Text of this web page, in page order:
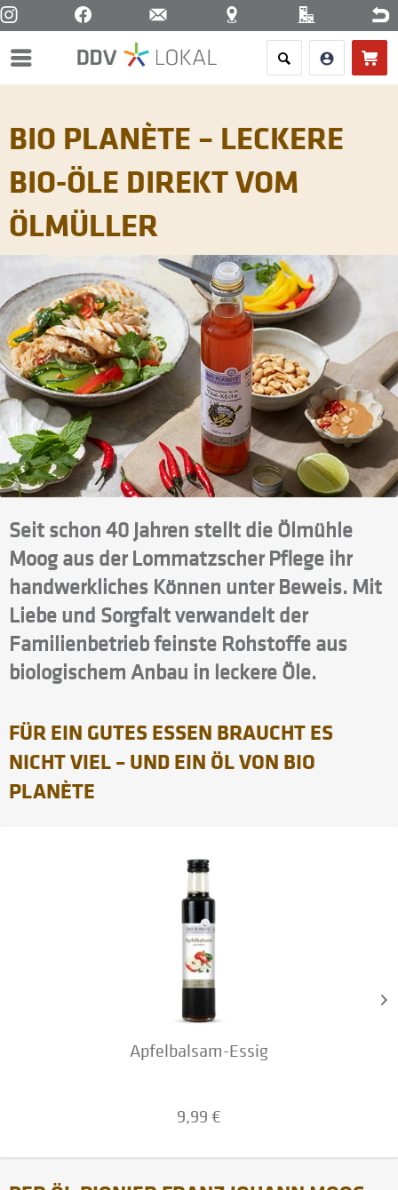
Menü
BIO PLANÈTE – LECKERE
BIO-ÖLE DIREKT VOM
ÖLMÜLLER
Seit schon 40 Jahren stellt die Ölmühle
Moog aus der Lommatzscher Pflege ihr
handwerkliches Können unter Beweis. Mit
Liebe und Sorgfalt verwandelt der
Familienbetrieb feinste Rohstoffe aus
biologischem Anbau in leckere Öle.
FÜR EIN GUTES ESSEN BRAUCHT ES
NICHT VIEL – UND EIN ÖL VON BIO
PLANÈTE
Apfelbalsam-Essig
9,99 €